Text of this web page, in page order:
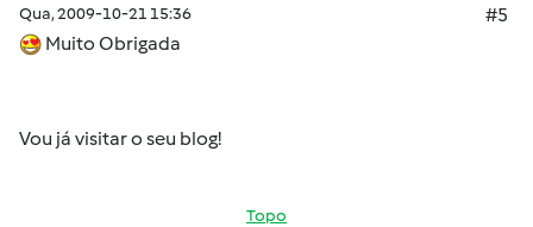
Qua, 2009-10-21 15:36
#5
Muito Obrigada
Vou já visitar o seu blog!
Topo